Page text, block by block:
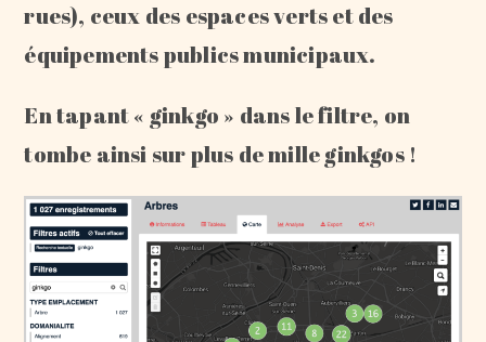
rues), ceux des espaces verts et des
équipements publics municipaux.
En tapant « ginkgo » dans le filtre, on
tombe ainsi sur plus de mille ginkgos !